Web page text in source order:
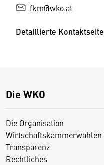
fkm@wko.at
Detaillierte Kontaktseite
Die WKO
Die Organisation
Wirtschaftskammerwahlen
Transparenz
Rechtliches